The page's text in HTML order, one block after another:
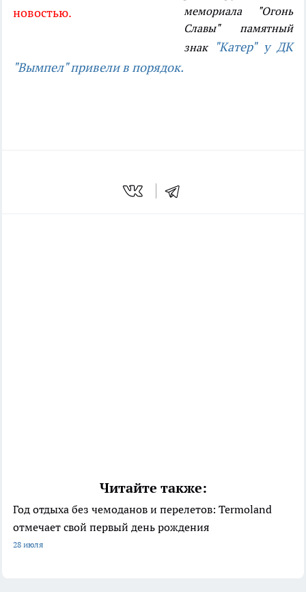
новостью.
мемориала "Огонь
Славы" памятный
знак "Катер" у ДК
"Вымпел" привели в порядок.
Читайте также:
Год отдыха без чемоданов и перелетов: Termoland
отмечает свой первый день рождения
28 июля